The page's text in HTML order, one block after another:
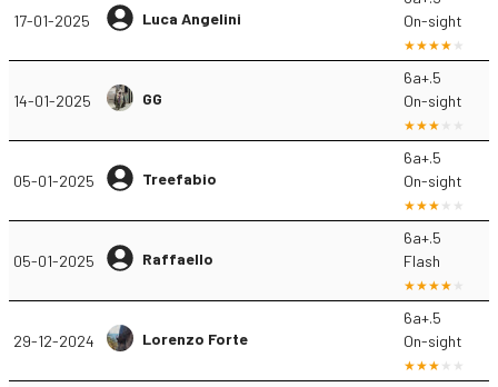
17-01-2025 Luca Angelini
On-sight
14-01-2025 GG
6a+.5
On-sight
05-01-2025 Treefabio
6a+.5
On-sight
05-01-2025 Raffaello
6a+.5
Flash
29-12-2024 Lorenzo Forte
6a+.5
On-sight